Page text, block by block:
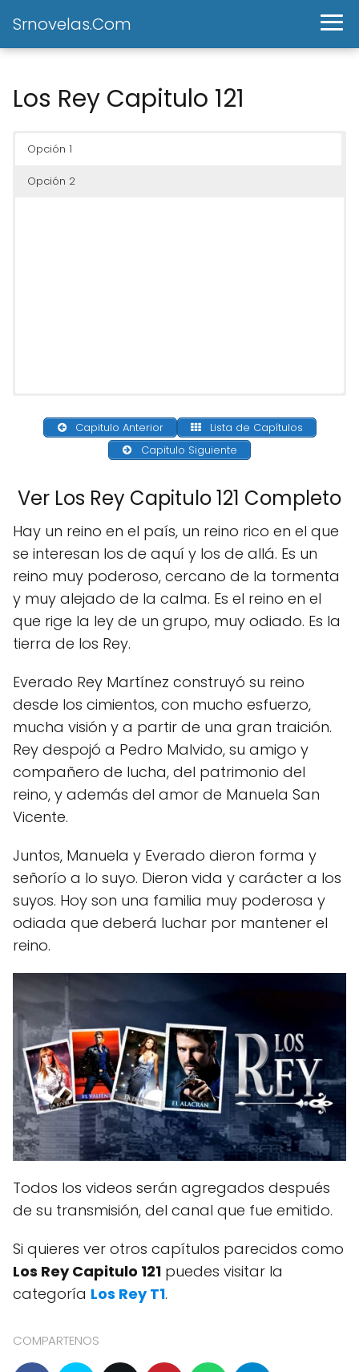
Srnovelas.Com
Los Rey Capitulo 121
Opción 1
Opción 2
Capitulo Anterior
Lista de Capítulos
Capitulo Siguiente
Ver Los Rey Capitulo 121 Completo
Hay un reino en el país, un reino rico en el que
se interesan los de aquí y los de allá. Es un
reino muy poderoso, cercano de la tormenta
y muy alejado de la calma. Es el reino en el
que rige la ley de un grupo, muy odiado. Es la
tierra de los Rey.
Everado Rey Martínez construyó su reino
desde los cimientos, con mucho esfuerzo,
mucha visión y a partir de una gran traición.
Rey despojó a Pedro Malvido, su amigo y
compañero de lucha, del patrimonio del
reino, y además del amor de Manuela San
Vicente.
Juntos, Manuela y Everado dieron forma y
señorío a lo suyo. Dieron vida y carácter a los
suyos. Hoy son una familia muy poderosa y
odiada que deberá luchar por mantener el
reino.
Todos los videos serán agregados después
de su transmisión, del canal que fue emitido.
Si quieres ver otros capítulos parecidos como
Los Rey Capitulo 121 puedes visitar la
categoría Los Rey T1.
COMPARTENOS